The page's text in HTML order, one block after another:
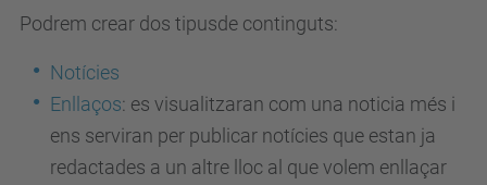
Podrem crear dos tipusde continguts:
Notícies
Enllaços: es visualitzaran com una noticia més i
ens serviran per publicar notícies que estan ja
redactades a un altre lloc al que volem enllaçar